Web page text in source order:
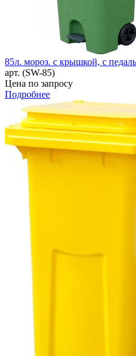
85л. мороз. с крышкой, с
арт. (SW-85)
Цена по запросу
Подробнее